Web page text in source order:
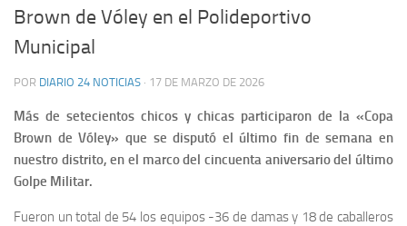
Brown de Vóley en el Polideportivo
Municipal
POR DIARIO 24 NOTICIAS · 17 DE MARZO DE 2026
Más de setecientos chicos y chicas participaron de la «Copa
Brown de Vóley» que se disputó el último fin de semana en
nuestro distrito, en el marco del cincuenta aniversario del último
Golpe Militar.
Fueron un total de 54 los equipos -36 de damas y 18 de caballeros